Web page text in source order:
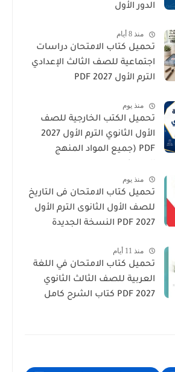
الدور الأول
منذ 8 أيام
تحميل كتاب الامتحان دراسات
اجتماعية للصف الثالث الإعدادي
الترم الأول 2027 PDF
منذ يوم
تحميل الكتب الخارجية للصف
الأول الثانوي الترم الأول 2027
PDF (جميع المواد المنهج
منذ يوم
تحميل كتاب الامتحان فى التاريخ
للصف الأول الثانوى الترم الأول
2027 PDF النسخة الجديدة
منذ 11 أيام
تحميل كتاب الامتحان في اللغة
العربية للصف الثالث الثانوي
2027 PDF كتاب الشرح كامل